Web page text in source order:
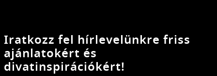
Iratkozz fel hírlevelünkre friss
ajánlatokért és
divatinspirációkért!